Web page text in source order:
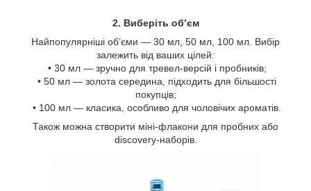
2. Виберіть об’єм
Найпопулярніші об’єми — 30 мл, 50 мл, 100 мл. Вибір
залежить від ваших цілей:
• 30 мл — зручно для тревел-версій і пробників;
• 50 мл — золота середина, підходить для більшості
покупців;
• 100 мл — класика, особливо для чоловічих ароматів.
Також можна створити міні-флакони для пробних або
discovery-наборів.